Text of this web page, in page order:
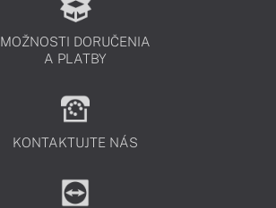
MOŽNOSTI DORUČENIA
A PLATBY
KONTAKTUJTE NÁS